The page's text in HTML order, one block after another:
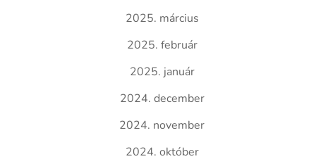
2025. március
2025. február
2025. január
2024. december
2024. november
2024. október